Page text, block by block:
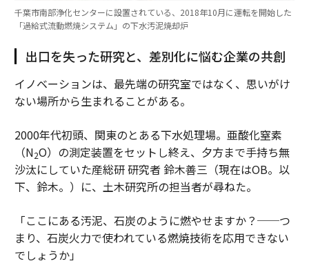
千葉市南部浄化センターに設置されている、2018年10月に運転を開始した
「過給式流動燃焼システム」の下水汚泥焼却炉
出口を失った研究と、差別化に悩む企業の共創
イノベーションは、最先端の研究室ではなく、思いがけ
ない場所から生まれることがある。
2000年代初頭、関東のとある下水処理場。亜酸化窒素
（N2O）の測定装置をセットし終え、夕方まで手持ち無
沙汰にしていた産総研 研究者 鈴木善三（現在はOB。以
下、鈴木。）に、土木研究所の担当者が尋ねた。
「ここにある汚泥、石炭のように燃やせますか？──つ
まり、石炭火力で使われている燃焼技術を応用できない
でしょうか」